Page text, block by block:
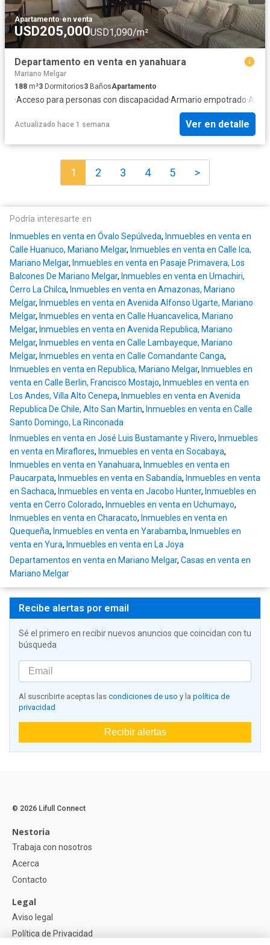
Apartamento·en venta
USD205,000USD1,090/m²
Departamento en venta en yanahuara
Mariano Melgar
188 m²3 Dormitorios3 BañosApartamento
·Acceso para personas con discapacidad·Armario empotrado·
Actualizado hace 1 semana Ver en detalle
1 2 3 4 5 >
Podría interesarte en
Inmuebles en venta en Óvalo Sepúlveda, Inmuebles en venta en
Calle Huanuco, Mariano Melgar, Inmuebles en venta en Calle Ica,
Mariano Melgar, Inmuebles en venta en Pasaje Primavera, Los
Balcones De Mariano Melgar, Inmuebles en venta en Umachiri,
Cerro La Chilca, Inmuebles en venta en Amazonas, Mariano
Melgar, Inmuebles en venta en Avenida Alfonso Ugarte, Mariano
Melgar, Inmuebles en venta en Calle Huancavelica, Mariano
Melgar, Inmuebles en venta en Avenida Republica, Mariano
Melgar, Inmuebles en venta en Calle Lambayeque, Mariano
Melgar, Inmuebles en venta en Calle Comandante Canga,
Inmuebles en venta en Republica, Mariano Melgar, Inmuebles en
venta en Calle Berlin, Francisco Mostajo, Inmuebles en venta en
Los Andes, Villa Alto Cenepa, Inmuebles en venta en Avenida
Republica De Chile, Alto San Martin, Inmuebles en venta en Calle
Santo Domingo, La Rinconada
Inmuebles en venta en José Luis Bustamante y Rivero, Inmuebles
en venta en Miraflores, Inmuebles en venta en Socabaya,
Inmuebles en venta en Yanahuara, Inmuebles en venta en
Paucarpata, Inmuebles en venta en Sabandía, Inmuebles en venta
en Sachaca, Inmuebles en venta en Jacobo Hunter, Inmuebles en
venta en Cerro Colorado, Inmuebles en venta en Uchumayo,
Inmuebles en venta en Characato, Inmuebles en venta en
Quequeña, Inmuebles en venta en Yarabamba, Inmuebles en
venta en Yura, Inmuebles en venta en La Joya
Departamentos en venta en Mariano Melgar, Casas en venta en
Mariano Melgar
Recibe alertas por email
Sé el primero en recibir nuevos anuncios que coincidan con tu
búsqueda
Al suscribirte aceptas las condiciones de uso y la política de
privacidad
Recibir alertas
© 2026 Lifull Connect
Nestoria
Trabaja con nosotros
Acerca
Contacto
Legal
Aviso legal
Política de Privacidad